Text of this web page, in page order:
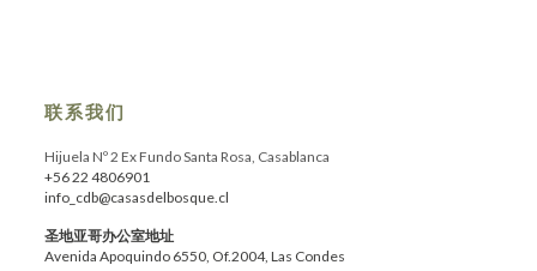
联系我们
Hijuela Nº 2 Ex Fundo Santa Rosa, Casablanca
+56 22 4806901
info_cdb@casasdelbosque.cl
圣地亚哥办公室地址
Avenida Apoquindo 6550, Of.2004, Las Condes